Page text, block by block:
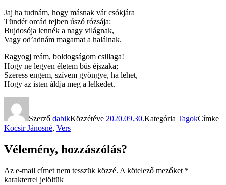
Jaj ha tudnám, hogy másnak vár csókjára
Tündér orcád tejben úszó rózsája:
Bujdosója lennék a nagy világnak,
Vagy od’adnám magamat a halálnak.
Ragyogj reám, boldogságom csillaga!
Hogy ne legyen életem bús éjszaka;
Szeress engem, szívem gyöngye, ha lehet,
Hogy az isten áldja meg a lelkedet.
Szerző dabikKözzétéve 2020.09.30.Kategória TagokCímke
Kocsir Jánosné, Vers
Vélemény, hozzászólás?
Az e-mail címet nem tesszük közzé. A kötelező mezőket *
karakterrel jelöltük